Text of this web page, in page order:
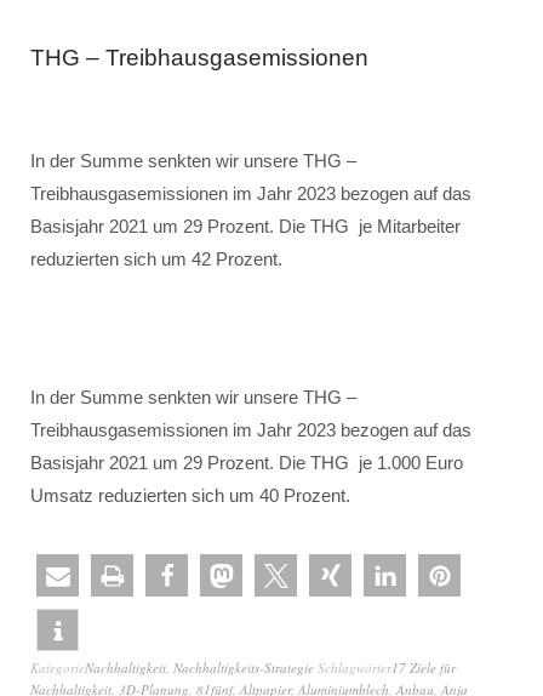
THG – Treibhausgasemissionen
In der Summe senkten wir unsere THG –
Treibhausgasemissionen im Jahr 2023 bezogen auf das
Basisjahr 2021 um 29 Prozent. Die THG je Mitarbeiter
reduzierten sich um 42 Prozent.
In der Summe senkten wir unsere THG –
Treibhausgasemissionen im Jahr 2023 bezogen auf das
Basisjahr 2021 um 29 Prozent. Die THG je 1.000 Euro
Umsatz reduzierten sich um 40 Prozent.
KategorieNachhaltigkeit, Nachhaltigkeits-Strategie Schlagwörter17 Ziele für
Nachhaltigkeit, 3D-Planung, 81fünf, Altpapier, Aluminiumblech, Anbau, Anja